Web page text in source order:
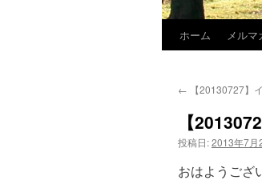
ホーム メルマ
← 【20130727】
【
投稿日:2013年7月
おはようござ